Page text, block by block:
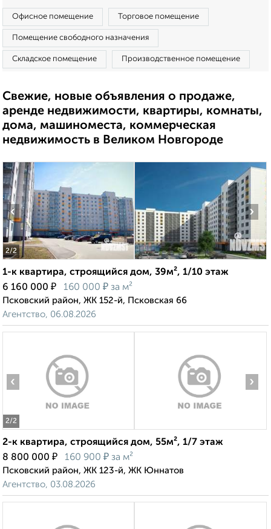
Офисное помещение Торговое помещение
Помещение свободного назначения
Складское помещение Производственное помещение
Свежие, новые объявления о продаже,
аренде недвижимости, квартиры, комнаты,
дома, машиноместа, коммерческая
недвижимость в Великом Новгороде
2/2
‹ ›
1-к квартира, строящийся дом, 39м², 1/10 этаж
6 160 000 ₽ 160 000 ₽ за м²
Псковский район, ЖК 152-й, Псковская 66
Агентство, 06.08.2026
2/2
‹ ›
2-к квартира, строящийся дом, 55м², 1/7 этаж
8 800 000 ₽ 160 900 ₽ за м²
Псковский район, ЖК 123-й, ЖК Юннатов
Агентство, 03.08.2026